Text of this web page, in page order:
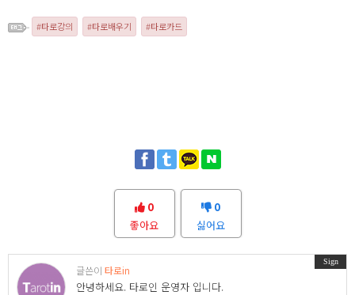
타로강의 타로배우기 타로카드
0
좋아요
0
싫어요
Sign
글쓴이 타로in
안녕하세요. 타로인 운영자 입니다.